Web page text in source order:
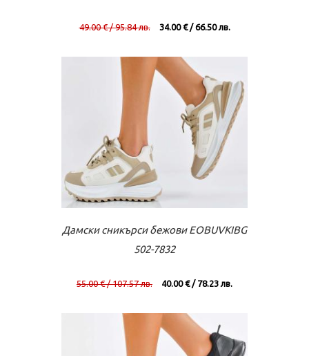
49.00 € / 95.84 лв. 34.00 € / 66.50 лв.
Виж повече
Дамски сникърси бежови EOBUVKIBG
502-7832
55.00 € / 107.57 лв. 40.00 € / 78.23 лв.